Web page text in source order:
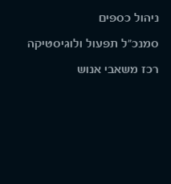
ניהול כספים
סמנכ"ל תפעול ולוגיסטיקה
רכז משאבי אנוש